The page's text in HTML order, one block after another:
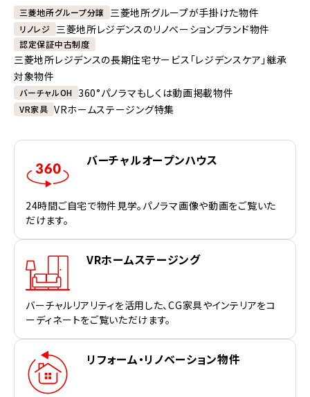
三菱地所グループ分譲 三菱地所グループが手掛けた物件
リノレジ 三菱地所レジデンスのリノベーションブランド物件
認定保証中古制度
三菱地所レジデンスの長期住宅サービス「レジデンスケア」継承
対象物件
バーチャルOH 360°パノラマもしくは動画掲載物件
VR家具 VRホームステージング特集
バーチャルオープンハウス
24時間ご自宅で物件見学。パノラマ画像や動画をご覧いた
だけます。
VRホームステージング
バーチャルリアリティを活用した、CG家具やインテリアをコ
ーディネートをご覧いただけます。
リフォーム・リノベーション物件